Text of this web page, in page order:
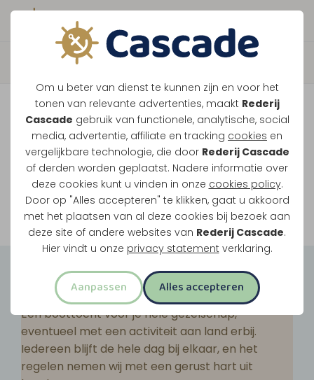
Om u beter van dienst te kunnen zijn en voor het
tonen van relevante advertenties, maakt Rederij
Cascade gebruik van functionele, analytische, social
media, advertentie, affiliate en tracking cookies en
vergelijkbare technologie, die door Rederij Cascade
of derden worden geplaatst. Nadere informatie over
deze cookies kunt u vinden in onze cookies policy.
Door op "Alles accepteren" te klikken, gaat u akkoord
met het plaatsen van al deze cookies bij bezoek aan
deze site of andere websites van Rederij Cascade.
Hier vindt u onze privacy statement verklaring.
Aanpassen Alles accepteren
Boek direct je vaart
Vaar je mee over de
Maasplassen?
Ondanks de lage waterstanden gaan
onze vaarten gewoon door.
Bekijk onze rondvaarten
Groepsuitjes
Een boottocht voor je hele gezelschap,
eventueel met een activiteit aan land erbij.
Iedereen blijft de hele dag bij elkaar, en het
regelen nemen wij met een gerust hart uit